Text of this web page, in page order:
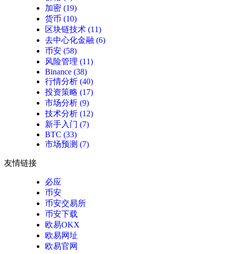
加密 (19)
货币 (10)
区块链技术 (11)
去中心化金融 (6)
币安 (58)
风险管理 (11)
Binance (38)
行情分析 (40)
投资策略 (17)
市场分析 (9)
技术分析 (12)
新手入门 (7)
BTC (33)
市场预测 (7)
友情链接
必应
币安
币安交易所
币安下载
欧易OKX
欧易网址
欧易官网